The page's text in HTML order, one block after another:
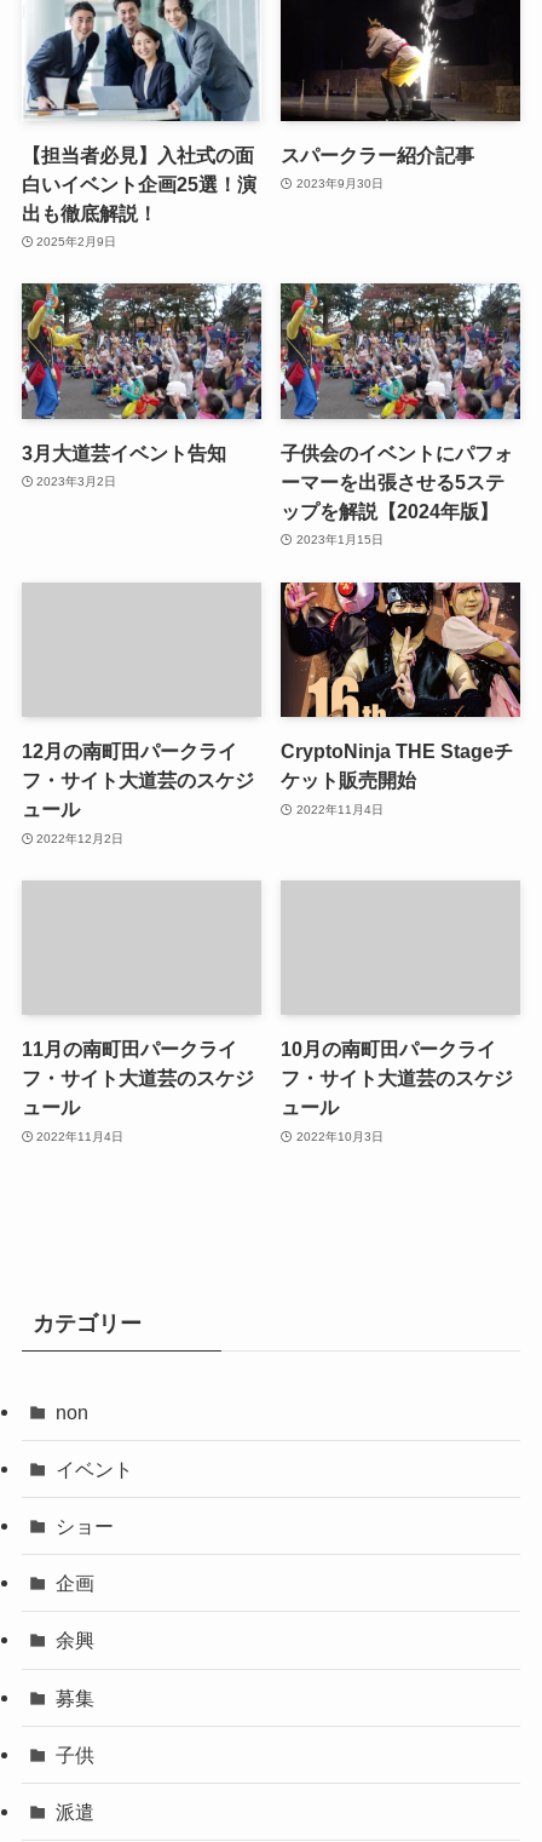
【担当者必見】入社式の面
白いイベント企画25選！演
出も徹底解説！
2025年2月9日
スパークラー紹介記事
2023年9月30日
3月大道芸イベント告知
2023年3月2日
子供会のイベントにパフォ
ーマーを出張させる5ステ
ップを解説【2024年版】
2023年1月15日
12月の南町田パークライ
フ・サイト大道芸のスケジ
ュール
2022年12月2日
CryptoNinja THE Stageチ
ケット販売開始
2022年11月4日
11月の南町田パークライ
フ・サイト大道芸のスケジ
ュール
2022年11月4日
10月の南町田パークライ
フ・サイト大道芸のスケジ
ュール
2022年10月3日
カテゴリー
non
イベント
ショー
企画
余興
募集
子供
派遣